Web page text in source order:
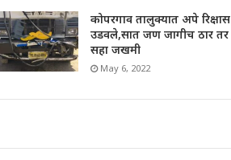
कोपरगाव तालुक्यात अपे रिक्षास
उडवले,सात जण जागीच ठार तर
सहा जखमी
May 6, 2022